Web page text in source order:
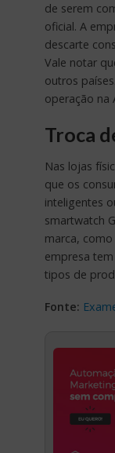
de serem
oficial. A
descarte
Vale notar
outros
operação na
Troca
Nas lojas
que os
inteligentes
smartwatch
marca,
empresa
tipos de
Fonte: